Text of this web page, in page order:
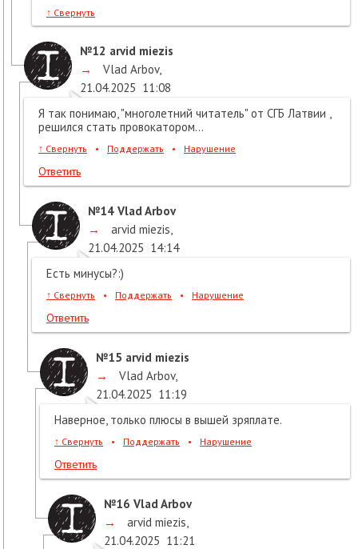
↑ Свернуть
№12 arvid miezis
→
Vlad Arbov,
21.04.2025 11:08
Я так понимаю, "многолетний читатель" от СГБ Латвии ,
решился стать провокатором...
↑ Свернуть • Поддержать • Нарушение
Ответить
№14 Vlad Arbov
→
arvid miezis
21.04.2025 14:14
Есть минусы?:)
↑ Свернуть • Поддержать • Нарушение
Ответить
№15 arvid miezis
→
Vlad Arbov,
21.04.2025 11:19
Наверное, только плюсы в вышей зряплате.
↑ Свернуть • Поддержать • Нарушение
Ответить
№16 Vlad Arbov
→
arvid miezis
21.04.2025 11:21